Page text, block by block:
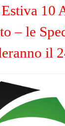
10
– le
il